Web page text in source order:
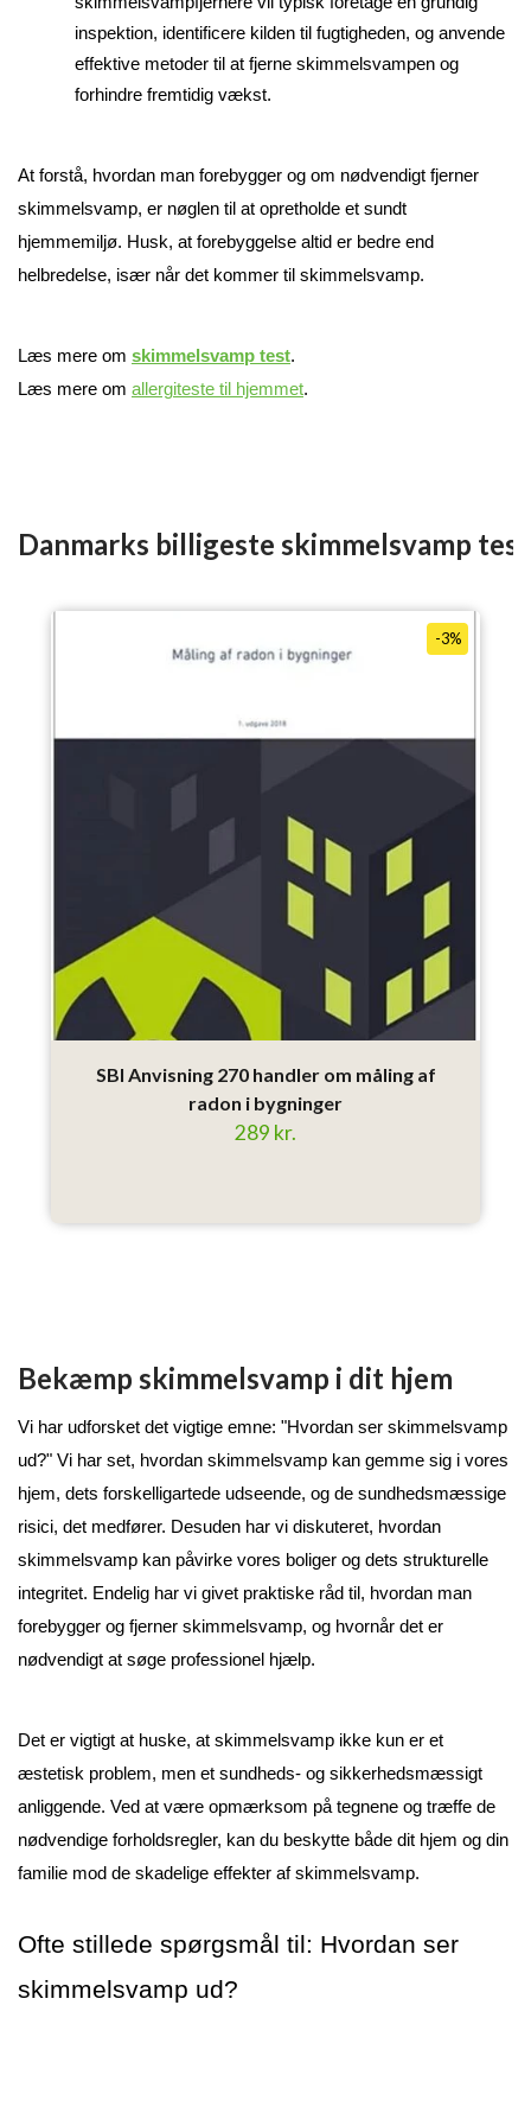
inspektion, identificere kilden til fugtigheden, og anvende
effektive metoder til at fjerne skimmelsvampen og
forhindre fremtidig vækst.
At forstå, hvordan man forebygger og om nødvendigt fjerner
skimmelsvamp, er nøglen til at opretholde et sundt
hjemmemiljø. Husk, at forebyggelse altid er bedre end
helbredelse, især når det kommer til skimmelsvamp.
Læs mere om skimmelsvamp test.
Læs mere om allergiteste til hjemmet.
Danmarks billigeste skimmelsvamp
-3%
SBI Anvisning 270 handler om måling af
radon i bygninger
289 kr.
Bekæmp skimmelsvamp i dit hjem
Vi har udforsket det vigtige emne: "Hvordan ser skimmelsvamp
ud?" Vi har set, hvordan skimmelsvamp kan gemme sig i vores
hjem, dets forskelligartede udseende, og de sundhedsmæssige
risici, det medfører. Desuden har vi diskuteret, hvordan
skimmelsvamp kan påvirke vores boliger og dets strukturelle
integritet. Endelig har vi givet praktiske råd til, hvordan man
forebygger og fjerner skimmelsvamp, og hvornår det er
nødvendigt at søge professionel hjælp.
Det er vigtigt at huske, at skimmelsvamp ikke kun er et
æstetisk problem, men et sundheds- og sikkerhedsmæssigt
anliggende. Ved at være opmærksom på tegnene og træffe de
nødvendige forholdsregler, kan du beskytte både dit hjem og din
familie mod de skadelige effekter af skimmelsvamp.
Ofte stillede spørgsmål til: Hvordan ser
skimmelsvamp ud?